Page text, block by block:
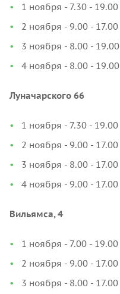
1 ноября - 7.30 - 19.00
2 ноября - 9.00 - 17.00
3 ноября - 8.00 - 19.00
4 ноября - 8.00 - 19.00
Луначарского 66
1 ноября - 7.30 - 19.00
2 ноября - 9.00 - 17.00
3 ноября - 8.00 - 17.00
4 ноября - 9.00 - 17.00
Вильямса, 4
1 ноября - 7.00 - 19.00
2 ноября - 9.00 - 17.00
3 ноября - 8.00 - 17.00